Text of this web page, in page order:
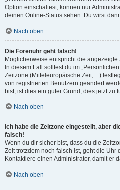
Option einschaltest, können nur
deinen Online-Status sehen. Du wirst
Nach oben
Die Forenuhr geht falsch!
Möglicherweise entspricht die angezeigte
In diesem Fall solltest du im
Zeitzone (Mitteleuropäische Zeit, ...)
von registrierten Benutzern geändert
bist, ist dies ein guter Grund, dies jetzt zu
Nach oben
Ich habe die Zeitzone eingestellt, aber
falsch!
Wenn du dir sicher bist, dass du die
Zeit trotzdem noch falsch ist, geht die Uhr
Kontaktiere einen Administrator, damit er
Nach oben